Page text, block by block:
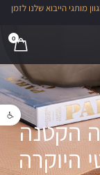
פתח
מהעולם, 30% הנחה על מגוון מותגי הייבוא שלנו לזמן
0
הקטנה
היוקרה